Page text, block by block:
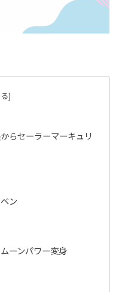
らセーラーマーキュリ
ン
ーンパワー変身